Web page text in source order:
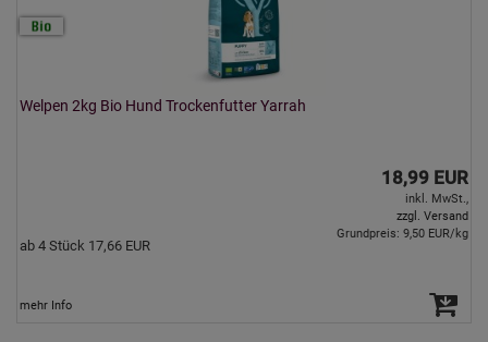
Welpen 2kg Bio Hund Trockenfutter Yarrah
18,99 EUR
inkl. MwSt.,
zzgl. Versand
ab 4 Stück 17,66 EUR
Grundpreis: 9,50 EUR/kg
mehr Info